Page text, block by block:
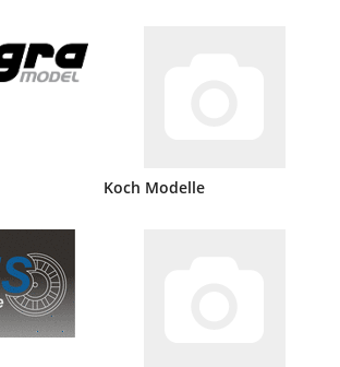
Koch Modelle